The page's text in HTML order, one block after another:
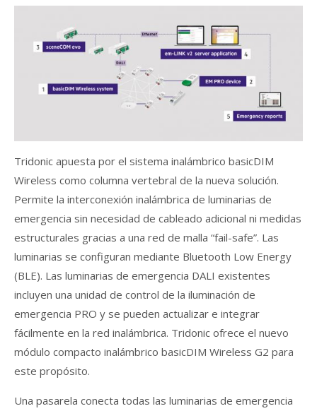
Tridonic apuesta por el sistema inalámbrico basicDIM
Wireless como columna vertebral de la nueva solución.
Permite la interconexión inalámbrica de luminarias de
emergencia sin necesidad de cableado adicional ni medidas
estructurales gracias a una red de malla “fail-safe”. Las
luminarias se configuran mediante Bluetooth Low Energy
(BLE). Las luminarias de emergencia DALI existentes
incluyen una unidad de control de la iluminación de
emergencia PRO y se pueden actualizar e integrar
fácilmente en la red inalámbrica. Tridonic ofrece el nuevo
módulo compacto inalámbrico basicDIM Wireless G2 para
este propósito.
Una pasarela conecta todas las luminarias de emergencia